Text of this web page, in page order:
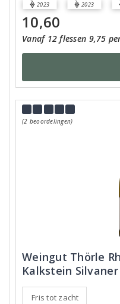
2023 2023
10,60
Vanaf 12 flessen 9,75
(2 beoordelingen)
Weingut Thörle
Kalkstein Silvaner
Fris tot zacht